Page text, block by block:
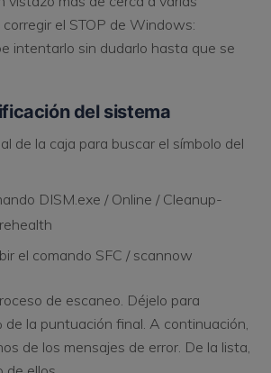
el STOP de Windows:
intentarlo sin dudarlo hasta que se
del sistema
de la caja para buscar el símbolo del
DISM.exe / Online / Cleanup-
el comando SFC / scannow
de escaneo. Déjelo para
la puntuación final. A continuación,
de los mensajes de error. De la lista,